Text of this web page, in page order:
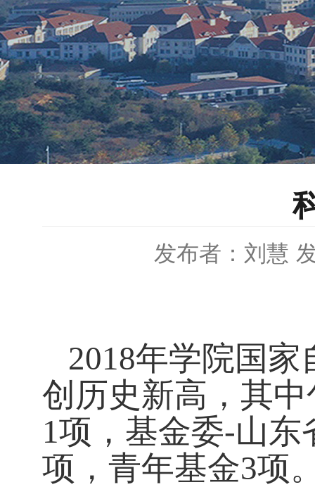
发布者：刘慧
2018年学院国
创历史新高，其
1项，基金委-山
项，青年基金3项